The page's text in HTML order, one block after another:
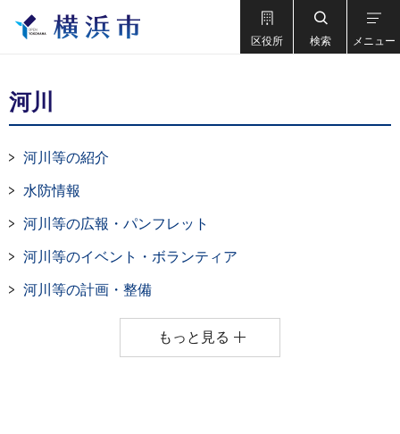
区役所 検索 メニュー
河川
河川等の紹介
水防情報
河川等の広報・パンフレット
河川等のイベント・ボランティア
河川等の計画・整備
もっと見る